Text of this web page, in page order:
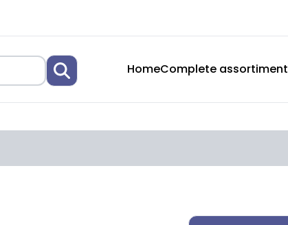
HomeComplete assortiment